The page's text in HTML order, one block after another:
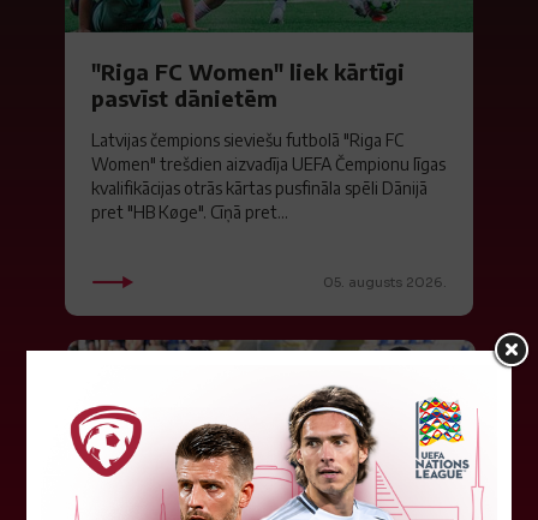
"Riga FC Women" liek kārtīgi
pasvīst dānietēm
Latvijas čempions sieviešu futbolā "Riga FC
Women" trešdien aizvadīja UEFA Čempionu līgas
kvalifikācijas otrās kārtas pusfināla spēli Dānijā
pret "HB Køge". Cīņā pret...
05. augusts 2026.